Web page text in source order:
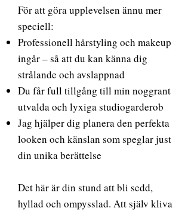
För att göra upplevelsen ännu mer
speciell:
Professionell hårstyling och makeup
ingår – så att du kan känna dig
strålande och avslappnad
Du får full tillgång till min noggrant
utvalda och lyxiga studiogarderob
Jag hjälper dig planera den perfekta
looken och känslan som speglar just
din unika berättelse
Det här är din stund att bli sedd,
hyllad och ompysslad. Att själv kliva